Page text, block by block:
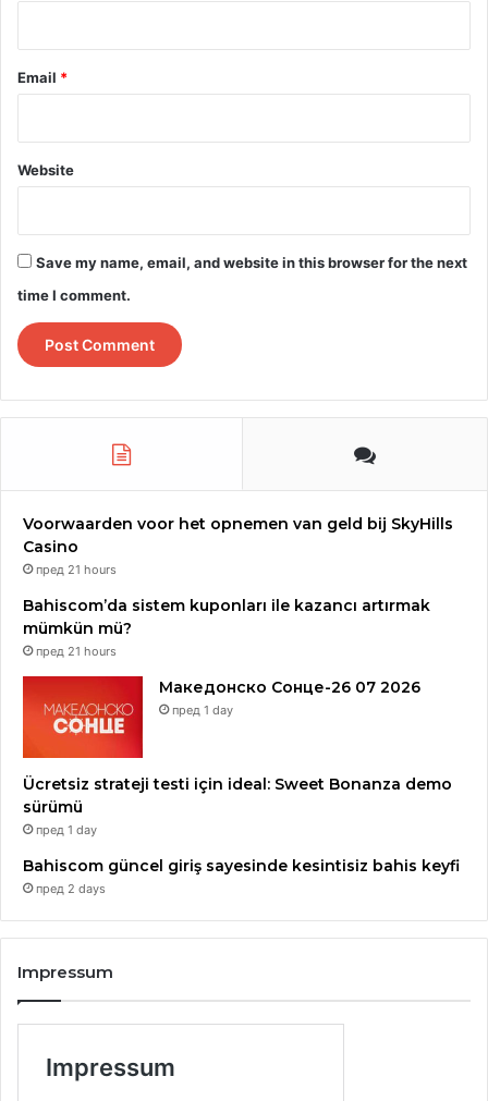
кралицата, топот и ловецот.
Email *
Website
Save my name, email, and website in this browser for the next
time I comment.
Voorwaarden voor het opnemen van geld bij SkyHills
Casino
пред 21 hours
Bahiscom’da sistem kuponları ile kazancı artırmak
mümkün mü?
пред 21 hours
Македонско Сонце-26 07 2026
пред 1 day
Ücretsiz strateji testi için ideal: Sweet Bonanza demo
sürümü
пред 1 day
Bahiscom güncel giriş sayesinde kesintisiz bahis keyfi
пред 2 days
Impressum